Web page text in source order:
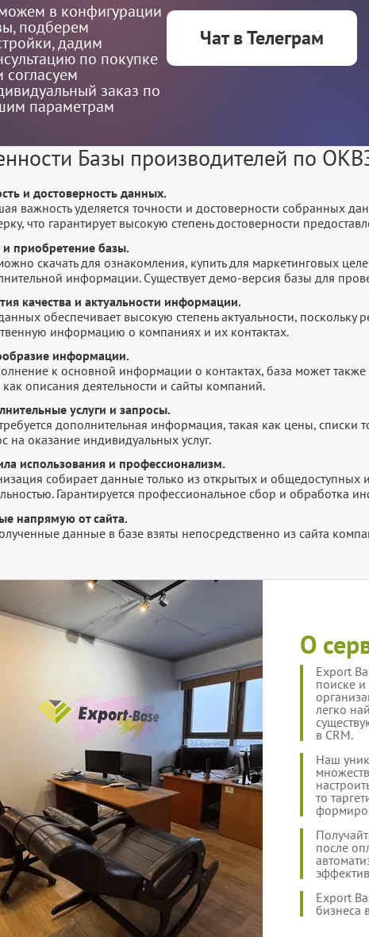
в конфигурации
подберем
дадим
по покупке
согласуем
заказ по
параметрам
Чат в Телеграм
Базы производителей по
и достоверность данных.
важность уделяется точности и достоверности собранных
что гарантирует высокую степень достоверности
и приобретение базы.
скачать для ознакомления, купить для маркетинговых
информации. Существует демо-версия базы для
качества и актуальности информации.
обеспечивает высокую степень актуальности, поскольку
информацию о компаниях и их контактах.
информации.
к основной информации о контактах, база может
как описания деятельности и сайты компаний.
услуги и запросы.
дополнительная информация, такая как цены, списки
на оказание индивидуальных услуг.
использования и профессионализм.
собирает данные только из открытых и общедоступных
Гарантируется профессиональное сбор и обработка
напрямую от сайта.
данные в базе взяты непосредственно из сайта
О
Export
поиске
легко
в CRM.
Наш
то
после
Export
бизнеса